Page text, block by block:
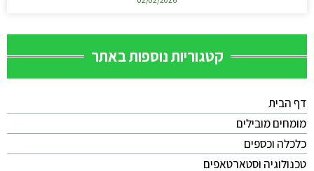
קטגוריות נוספות באתר
דף הבית
מומחים מובילים
כלכלה וכספים
טכנולוגיה וסטארטאפים